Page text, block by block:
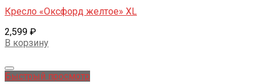
Кресло «Оксфорд желтое» XL
2,599 ₽
В корзину
Быстрый просмотр